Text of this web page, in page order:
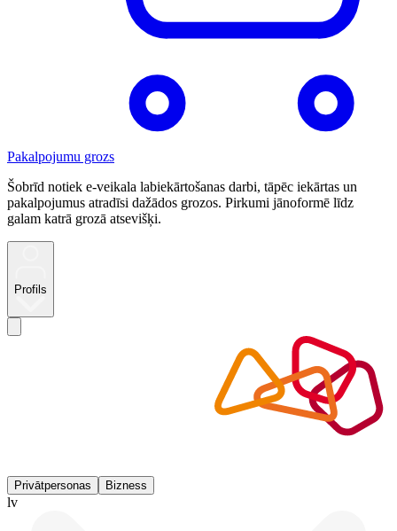
Pakalpojumu grozs
Šobrīd notiek e-veikala labiekārtošanas darbi, tāpēc iekārtas un
pakalpojumus atradīsi dažādos grozos. Pirkumi jānoformē līdz
galam katrā grozā atsevišķi.
Profils
Privātpersonas Bizness
lv